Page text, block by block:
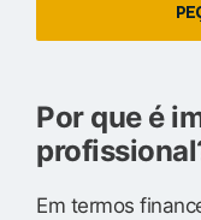
Por que é
Em termos